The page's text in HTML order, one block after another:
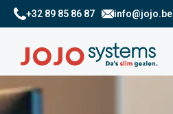
+32 89 85 86 87 info@jojo.be